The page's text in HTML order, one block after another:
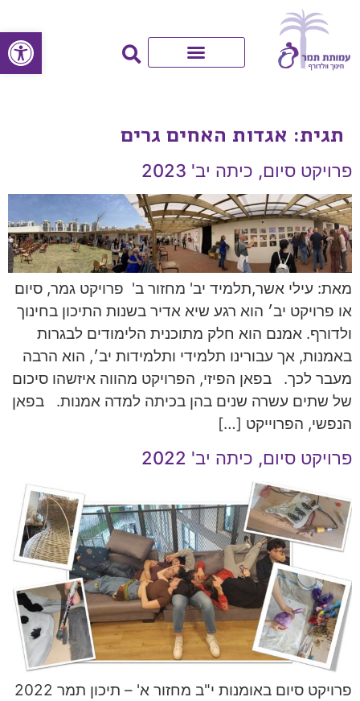
פתח
תגית: אגדות האחים גרים
פרויקט סיום, כיתה יב' 2023
מאת: עילי אשר,תלמיד יב' מחזור ב' פרויקט גמר, סיום
או פרויקט יב׳ הוא רגע שיא אדיר בשנות התיכון בחינוך
ולדורף. אמנם הוא חלק מתוכנית הלימודים לבגרות
באמנות, אך עבורינו תלמידי ותלמידות יב׳, הוא הרבה
מעבר לכך. בפאן הפיזי, הפרויקט מהווה איזשהו סיכום
של שתים עשרה שנים בהן בכיתה למדה אמנות. בפאן
הנפשי, הפרוייקט […]
פרויקט סיום, כיתה יב' 2022
פרויקט סיום באומנות י"ב מחזור א' – תיכון תמר 2022